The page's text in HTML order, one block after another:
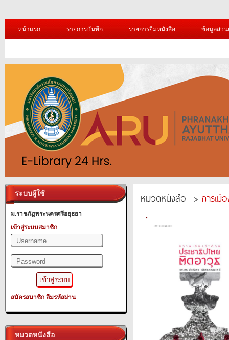
หน้าแรก รายการบันทึก รายการยืมหนังสือ ข้อมูลส่ว
ระบบผู้ใช้
ม.ราชภัฏพระนครศรีอยุธยา
เข้าสู่ระบบสมาชิก
สมัครสมาชิก ลืมรหัสผ่าน
หมวดหนังสือ
หมวดหนังสือ -> การเมื